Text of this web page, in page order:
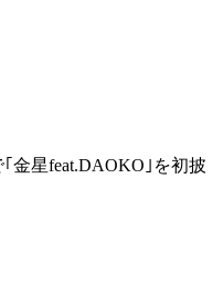
金星feat.DAOKO｣を初披